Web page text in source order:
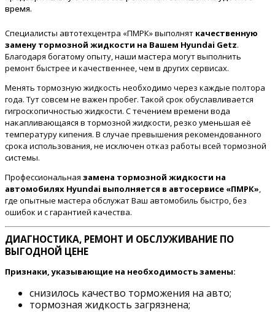
время.
Специалисты автотехцентра «ПМРК» выполнят качественную
замену тормозной жидкости на Вашем Hyundai Getz.
Благодаря богатому опыту, наши мастера могут выполнить
ремонт быстрее и качественнее, чем в других сервисах.
Менять тормозную жидкость необходимо через каждые полтора
года. Тут совсем не важен пробег. Такой срок обуславливается
гигроскопичностью жидкости. С течением времени вода
накапливающаяся в тормозной жидкости, резко уменьшая её
температуру кипения. В случае превышения рекомендованного
срока использования, не исключен отказ работы всей тормозной
системы.
Профессиональная замена тормозной жидкости на
автомобилях Hyundai выполняется в автосервисе «ПМРК»,
где опытные мастера обслужат Ваш автомобиль быстро, без
ошибок и с гарантией качества.
ДИАГНОСТИКА, РЕМОНТ И ОБСЛУЖИВАНИЕ ПО
ВЫГОДНОЙ ЦЕНЕ
Признаки, указывающие на необходимость замены:
снизилось качество торможения на авто;
тормозная жидкость загрязнена;